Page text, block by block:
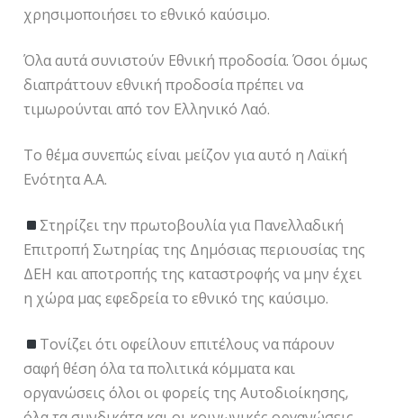
χρησιμοποιήσει το εθνικό καύσιμο.
Όλα αυτά συνιστούν Εθνική προδοσία. Όσοι όμως
διαπράττουν εθνική προδοσία πρέπει να
τιμωρούνται από τον Ελληνικό Λαό.
Το θέμα συνεπώς είναι μείζον για αυτό η Λαϊκή
Ενότητα Α.Α.
Στηρίζει την πρωτοβουλία για Πανελλαδική
Επιτροπή Σωτηρίας της Δημόσιας περιουσίας της
ΔΕΗ και αποτροπής της καταστροφής να μην έχει
η χώρα μας εφεδρεία το εθνικό της καύσιμο.
Τονίζει ότι οφείλουν επιτέλους να πάρουν
σαφή θέση όλα τα πολιτικά κόμματα και
οργανώσεις όλοι οι φορείς της Αυτοδιοίκησης,